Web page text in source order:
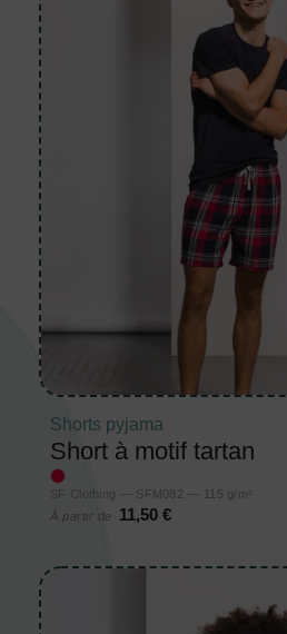
Shorts pyjama
Short à motif tartan
SF Clothing — SFM082 — 115 g/m²
À partir de
11,50 €